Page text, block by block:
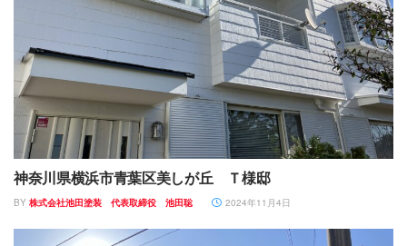
神奈川県横浜市青葉区美しが丘 Ｔ様邸
BY 株式会社池田塗装 代表取締役 池田聡 2024年11月4日